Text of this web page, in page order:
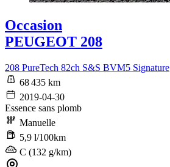
Occasion
PEUGEOT 208
208 PureTech 82ch S&S BVM5 Signature
68 435 km
2019-04-30
Essence sans plomb
Manuelle
5,9 l/100km
C (132 g/km)